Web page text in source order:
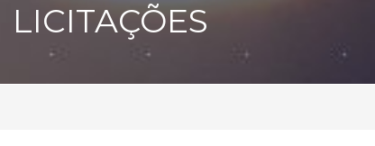
LICITAÇÕES